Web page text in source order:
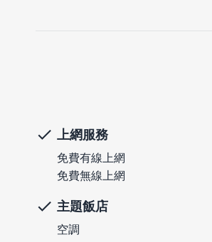
上網服務
免費有線上網
免費無線上網
主題飯店
空調